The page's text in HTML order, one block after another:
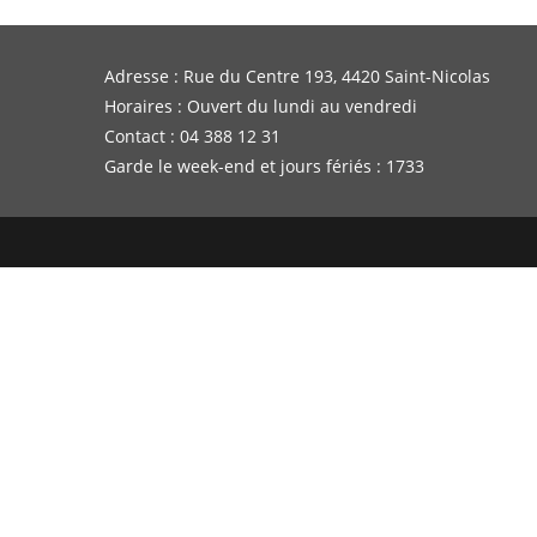
Adresse : Rue du Centre 193, 4420 Saint-Nicolas
Horaires : Ouvert du lundi au vendredi
Contact : 04 388 12 31
Garde le week-end et jours fériés : 1733